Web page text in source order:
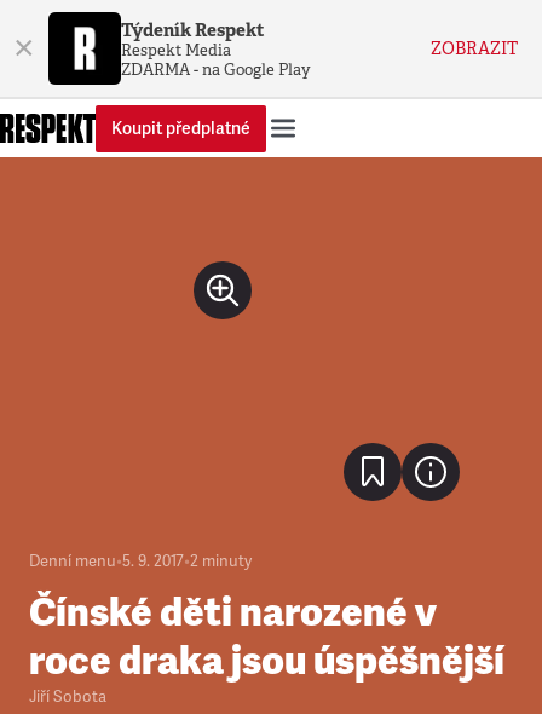
× Týdeník Respekt
Respekt Media
ZDARMA - na Google Play
ZOBRAZIT
Koupit předplatné
Denní menu•5. 9. 2017•2 minuty
Čínské děti narozené v
roce draka jsou úspěšnější
Jiří Sobota